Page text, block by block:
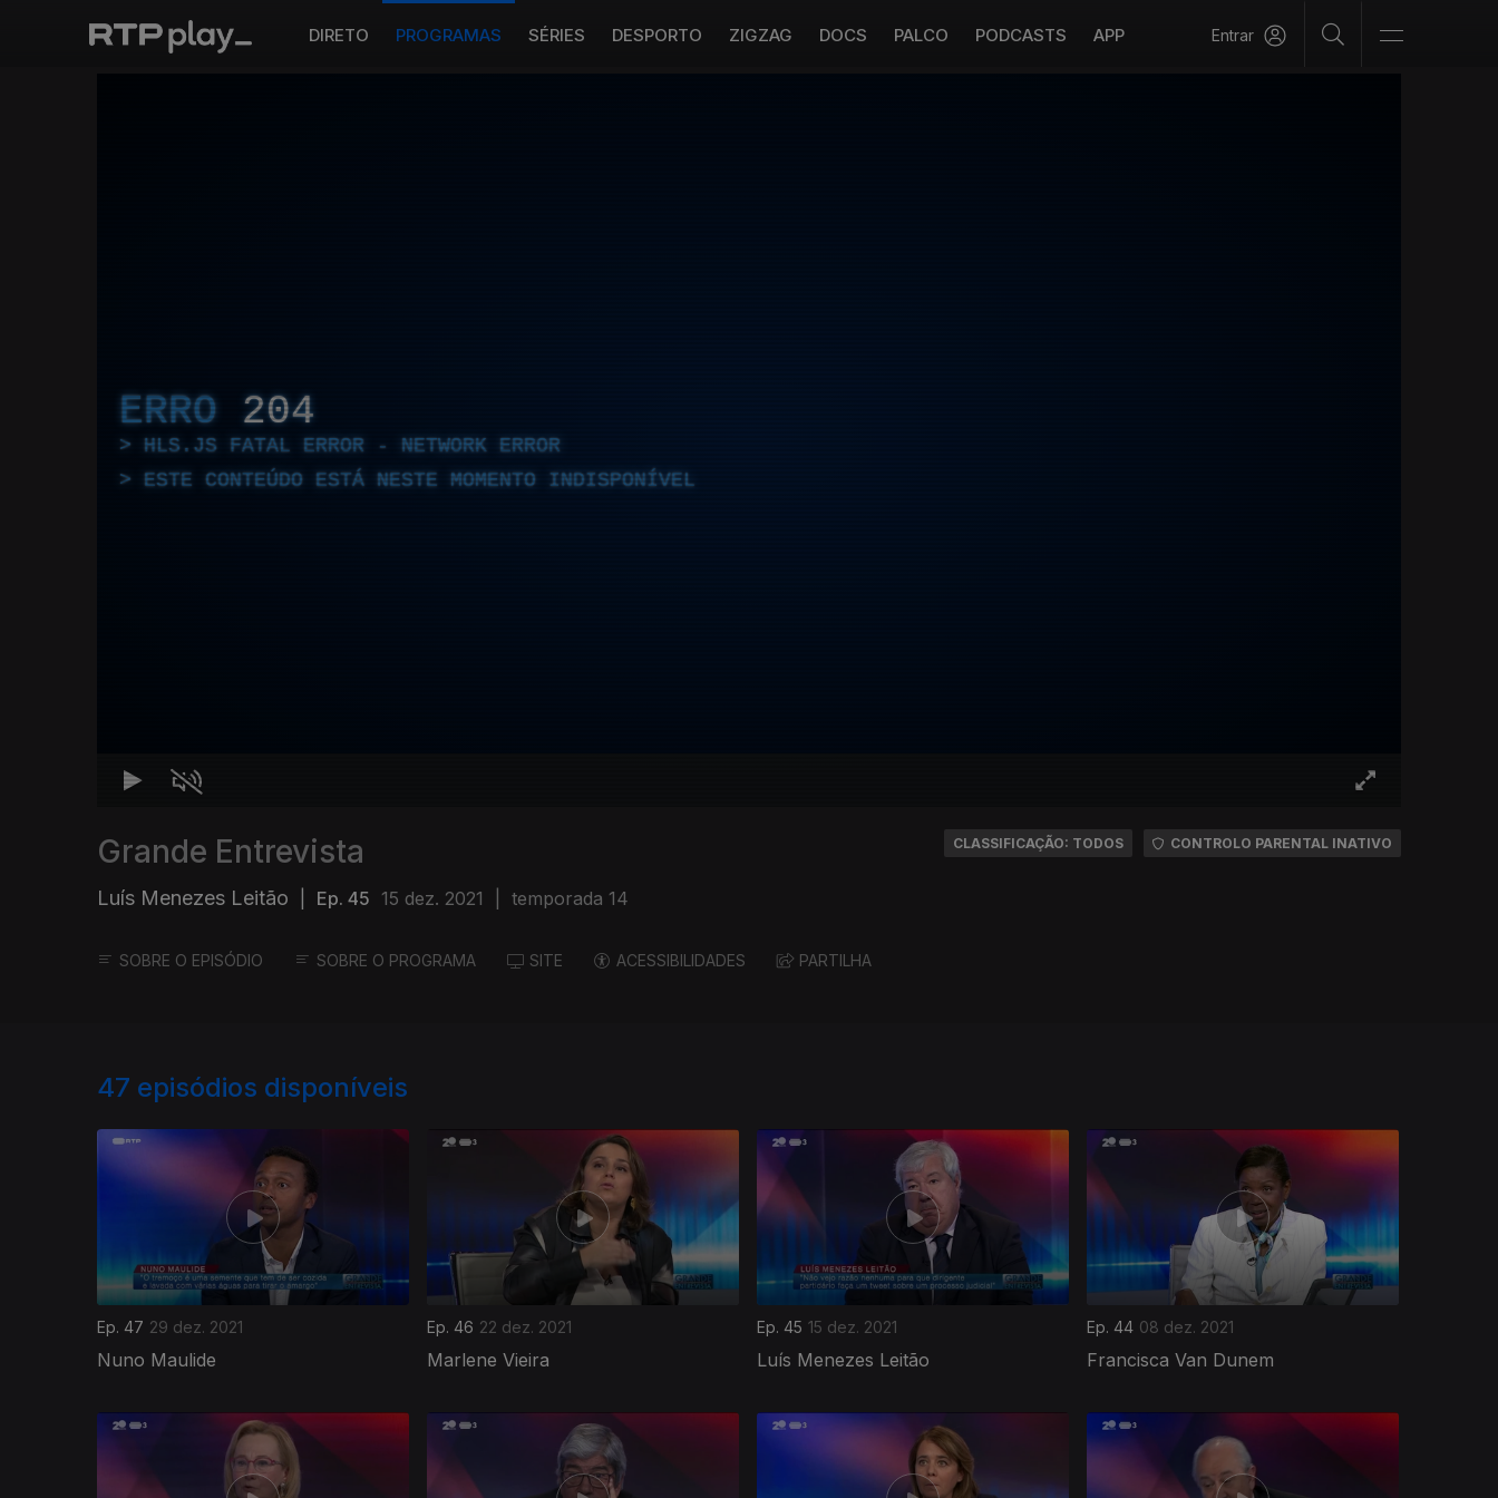
DIRETO PROGRAMAS SÉRIES DESPORTO ZIGZAG DOCS PALCO PODCASTS APP Entrar
ERRO 204
HLS.JS FATAL ERROR - NETWORK ERROR
ESTE CONTEÚDO ESTÁ NESTE MOMENTO INDISPONÍVEL
Grande Entrevista
Luís Menezes Leitão Ep. 45 15 dez. 2021 temporada 14
CLASSIFICAÇÃO: TODOS CONTROLO PARENTAL INATIVO
SOBRE O EPISÓDIO SOBRE O PROGRAMA SITE ACESSIBILIDADES PARTILHA
47 episódios disponíveis
Ep. 47 29 dez. 2021
Nuno Maulide
Ep. 46 22 dez. 2021
Marlene Vieira
Ep. 45 15 dez. 2021
Luís Menezes Leitão
Ep. 44 08 dez. 2021
Francisca Van Dunem